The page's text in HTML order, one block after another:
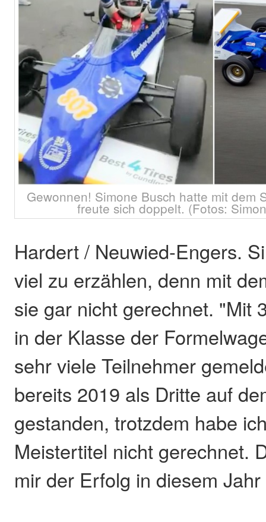
Gewonnen! Simone Busch hatte mit dem
freute sich doppelt. (Fotos:
Hardert / Neuwied-Engers.
viel zu erzählen, denn mit
sie gar nicht gerechnet. "Mit
in der Klasse der
sehr viele Teilnehmer
bereits 2019 als Dritte auf
gestanden, trotzdem habe
Meistertitel nicht gerechnet.
mir der Erfolg in diesem